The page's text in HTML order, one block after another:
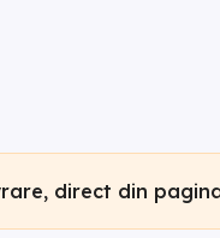
direct din